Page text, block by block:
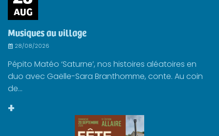
AUG
Musiques au village
28/08/2026
Pépito Matéo ‘Saturne’, nos histoires aléatoires en
duo avec Gaëlle-Sara Branthomme, conte. Au coin
de...
+